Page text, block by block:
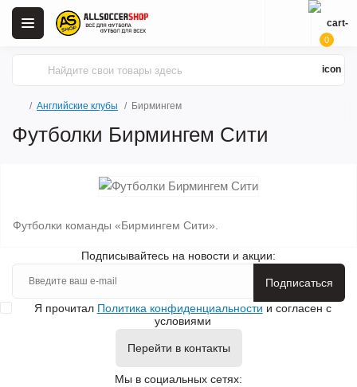
0
Английские клубы Бирмингем
Футболки Бирмингем Сити
Футболки команды «Бирмингем Сити».
Подписывайтесь на новости и акции:
Подписаться
Я прочитал Политика конфиденциальности и согласен с
условиями
Перейти в контакты
Мы в социальных сетях: